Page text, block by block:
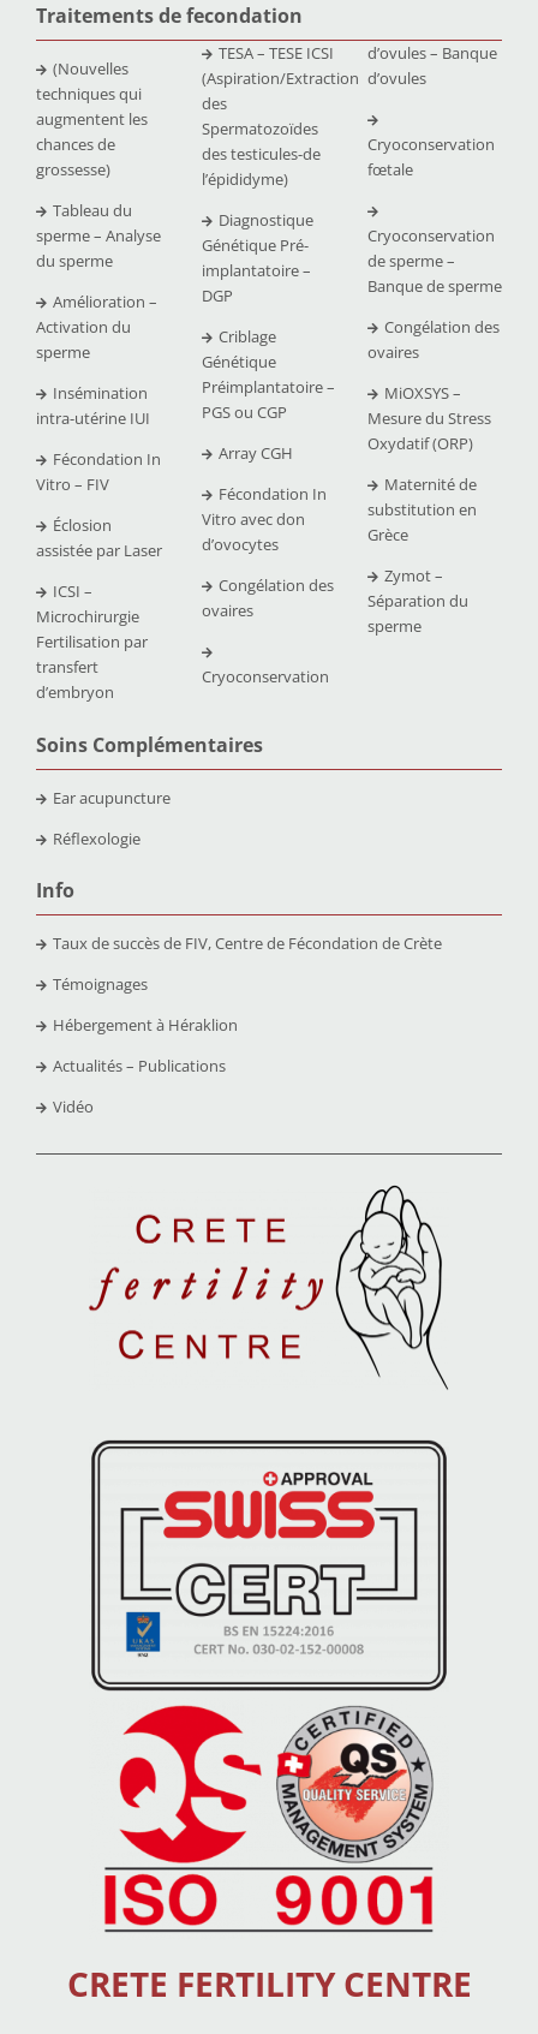
Traitements de fecondation
(Nouvelles
techniques qui
augmentent les
chances de
grossesse)
Tableau du
sperme – Analyse
du sperme
Amélioration –
Activation du
sperme
Insémination
intra-utérine IUI
Fécondation In
Vitro – FIV
Éclosion
assistée par Laser
ICSI –
Microchirurgie
Fertilisation par
transfert
d’embryon
TESA – TESE ICSI
(Aspiration/Extraction
des
Spermatozoïdes
des testicules-de
l’épididyme)
Diagnostique
Génétique Pré-
implantatoire –
DGP
Criblage
Génétique
Préimplantatoire –
PGS ou CGP
Array CGH
Fécondation In
Vitro avec don
d’ovocytes
Congélation des
ovaires
Cryoconservation
d’ovules – Banque
d’ovules
Cryoconservation
fœtale
Cryoconservation
de sperme –
Banque de sperme
Congélation des
ovaires
MiOXSYS –
Mesure du Stress
Oxydatif (ORP)
Maternité de
substitution en
Grèce
Zymot –
Séparation du
sperme
Soins Complémentaires
Ear acupuncture
Réflexologie
Info
Taux de succès de FIV, Centre de Fécondation de Crète
Témoignages
Hébergement à Héraklion
Actualités – Publications
Vidéo
CRETE FERTILITY CENTRE